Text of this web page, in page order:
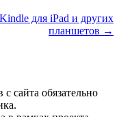
для iPad и других
планшетов →
сайта обязательно